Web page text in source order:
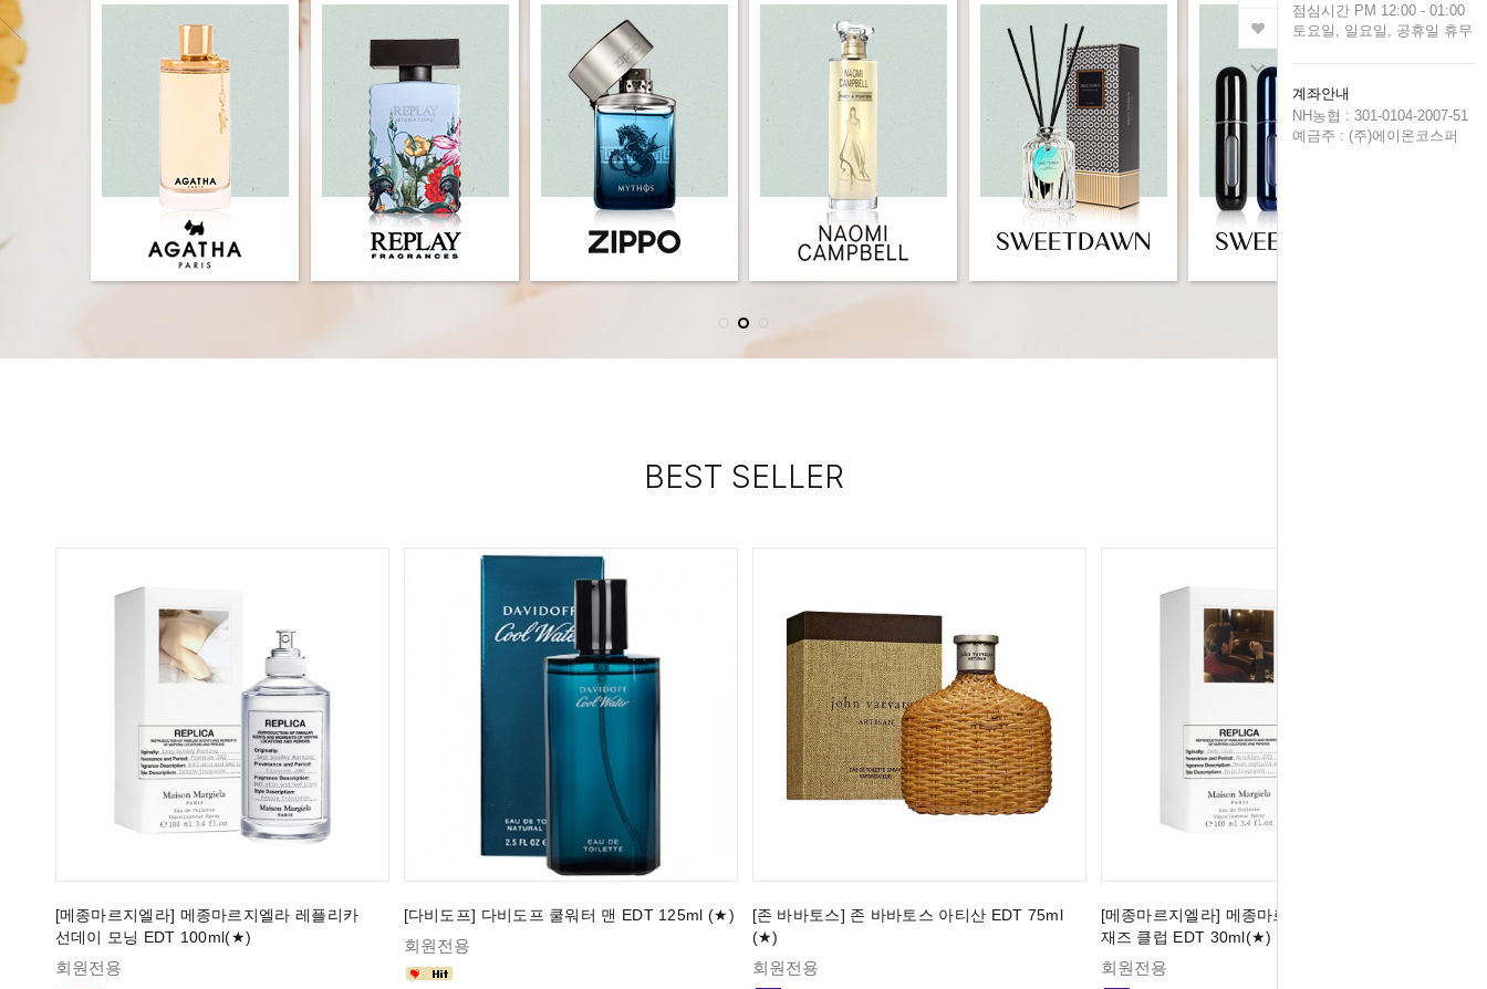
점심시간 PM 12:00 - 01:00
토요일, 일요일, 공휴일 휴무
계좌안내
NH농협 : 301-0104-2007-51
예금주 : (주)에이온코스퍼
BEST SELLER
[메종마르지엘라] 메종마르지엘라 레플리카
선데이 모닝 EDT 100ml(★)
회원전용
[다비도프] 다비도프 쿨워터 맨 EDT 125ml (★)
회원전용
[존 바바토스] 존 바바토스 아티산 EDT 75ml
(★)
회원전용
[메종마르지엘라] 메종마르지엘라 레플리카
재즈 클럽 EDT 30ml(★)
회원전용